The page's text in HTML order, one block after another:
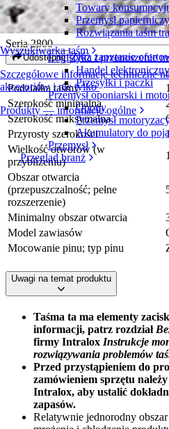
Wyszukiwarka taśm
Szczegółowe informacje techniczne
akcesoriów i nie tylko
Produkty — informacje ogólne
Towary
Przemysł papierniczy
Rozwiązania taśm
Logistyka i przenoszenie
Handel
Przesyłki i paczki
Przemysł oponiarski i
Opony
Przemysł
Akumulatory do
Przemysł
Przegląd branż
Spiral GTech 1.6
Seria 2800
Udostępnij Złóż zapytanie
Podziałka taśmy
Szerokość minimalna
Szerokość maksymalna
Przyrosty szerokości
Wielkość otworów (w
przybliżeniu)
Obszar otwarcia
(przepuszczalność; pełne
rozszerzenie)
Minimalny obszar otwarcia
Model zawiasów
Mocowanie pinu; typ pinu
Uwagi na temat produktu
Taśma ta ma elementy
informacji, patrz rozdział
firmy Intralox Instrukcje
rozwiązywania problemów
Przed przystąpieniem do
zamówieniem sprzętu
Intralox, aby ustalić
zapasów.
Relatywnie jednorodny